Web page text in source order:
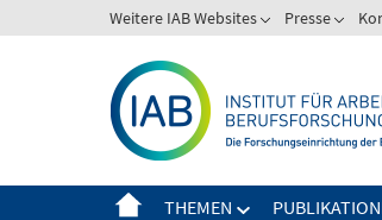
zum
Weitere IAB Websites Presse
THEMEN